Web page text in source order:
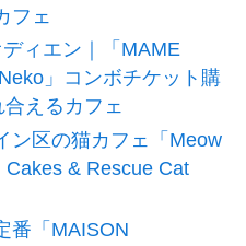
フェ
ィエン｜「MAME
」コンボチケット購
えるカフェ
ン区の猫カフェ「Meow
& Rescue Cat
番「MAISON